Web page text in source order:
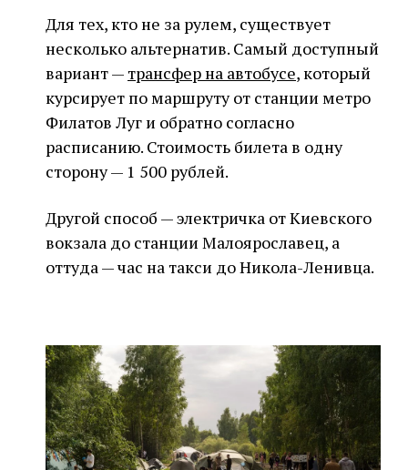
Для тех, кто не за рулем, существует
несколько альтернатив. Самый доступный
вариант —трансфер на автобусе, который
курсирует по маршруту от станции метро
Филатов Луг и обратно согласно
расписанию. Стоимость билета в одну
сторону — 1 500 рублей.
Другой способ — электричка от Киевского
вокзала до станции Малоярославец, а
оттуда — час на такси до Никола-Ленивца.